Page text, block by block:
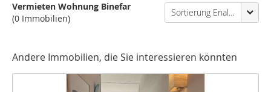
Vermieten Wohnung Binefar
(0 Immobilien)
Sortierung Enalquiler
Andere Immobilien, die Sie interessieren könnten